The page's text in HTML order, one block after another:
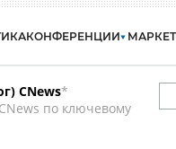
КОНФЕРЕНЦИИ МАРКЕТ
CNews*
по ключевому